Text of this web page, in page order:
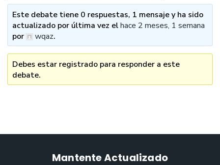
Este debate tiene 0 respuestas, 1 mensaje y ha sido
actualizado por última vez elhace 2 meses, 1 semana
por
wqaz.
Debes estar registrado para responder a este
debate.
Mantente Actualizado